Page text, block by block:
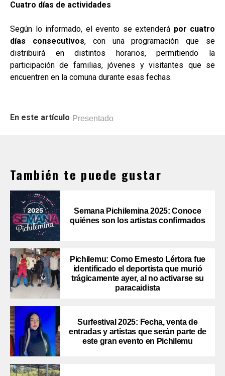
Cuatro días de actividades
Según lo informado, el evento se extenderá por cuatro
días consecutivos, con una programación que se
distribuirá en distintos horarios, permitiendo la
participación de familias, jóvenes y visitantes que se
encuentren en la comuna durante esas fechas.
En este artículo Presentado
También te puede gustar
Semana Pichilemina 2025: Conoce
quiénes son los artistas confirmados
Pichilemu: Como Ernesto Lértora fue
identificado el deportista que murió
trágicamente ayer, al no activarse su
paracaidista
Surfestival 2025: Fecha, venta de
entradas y artistas que serán parte de
este gran evento en Pichilemu